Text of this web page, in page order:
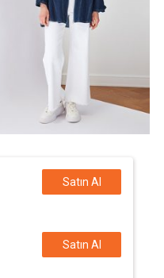
Satın Al
Satın Al